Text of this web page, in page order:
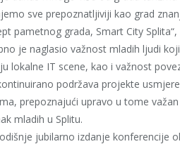
sve prepoznatljiviji kao grad
pametnog grada, Smart City
je naglasio važnost mladih ljudi
lokalne IT scene, kao i važnost
podržava projekte
prepoznajući upravo u tome
mladih u Splitu.
jubilarno izdanje konferencije